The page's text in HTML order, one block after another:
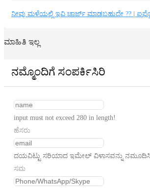
ನೀವು ಮಳೆಯಲ್ಲಿ ಇವಿ ಚಾರ್ಜ್ ಮಾಡಬಹುದೇ ?? |
ಮಾಹಿತಿ ಇಲ್ಲ
ನಮ್ಮೊಂದಿಗೆ ಸಂಪರ್ಕಿಸಿರಿ
input must not exceed 280 in length!
ಹೆಸರು
ದಯವಿಟ್ಟು ಸರಿಯಾದ ಇಮೇಲ್ ವಿಳಾಸವನ್ನು
ಸಮ